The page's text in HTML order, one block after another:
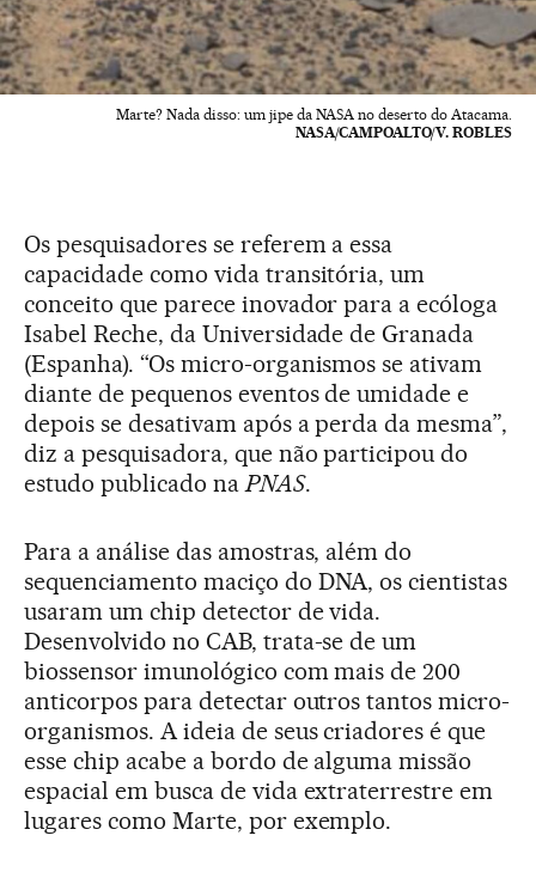
Marte? Nada disso: um jipe da NASA no deserto do Atacama.
NASA/CAMPOALTO/V. ROBLES
Os pesquisadores se referem a essa
capacidade como vida transitória, um
conceito que parece inovador para a ecóloga
Isabel Reche, da Universidade de Granada
(Espanha). “Os micro-organismos se ativam
diante de pequenos eventos de umidade e
depois se desativam após a perda da mesma”,
diz a pesquisadora, que não participou do
estudo publicado na PNAS.
Para a análise das amostras, além do
sequenciamento maciço do DNA, os cientistas
usaram um chip detector de vida.
Desenvolvido no CAB, trata-se de um
biossensor imunológico com mais de 200
anticorpos para detectar outros tantos micro-
organismos. A ideia de seus criadores é que
esse chip acabe a bordo de alguma missão
espacial em busca de vida extraterrestre em
lugares como Marte, por exemplo.